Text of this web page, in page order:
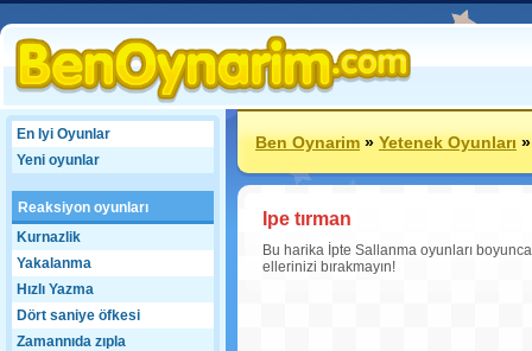
En Iyi Oyunlar
Yeni oyunlar
Reaksiyon oyunları
Kurnazlik
Yakalanma
Hızlı Yazma
Dört saniye öfkesi
Zamannıda zıpla
Ben Oynarim»Yetenek Oyunları
Ipe tırman
Bu harika İpte Sallanma oyunları
ellerinizi bırakmayın!